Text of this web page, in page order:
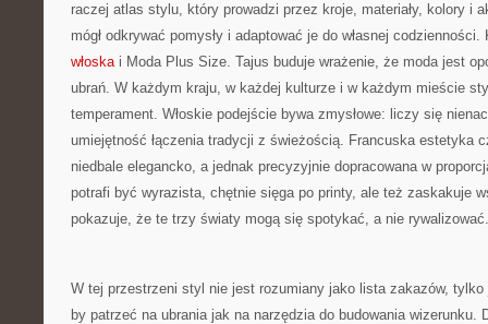
raczej atlas stylu, który prowadzi przez kroje, materiały, kolory i
mógł odkrywać pomysły i adaptować je do własnej
włoskai Moda Plus Size. Tajus buduje wrażenie, że moda jest
ubrań. W każdym kraju, w każdej kulturze i w każdym mieście
temperament. Włoskie podejście bywa zmysłowe: liczy się
umiejętność łączenia tradycji z świeżością. Francuska estetyka
niedbale elegancko, a jednak precyzyjnie dopracowana w
potrafi być wyrazista, chętnie sięga po printy, ale też zaskakuje
pokazuje, że te trzy światy mogą się spotykać, a nie rywalizować.
W tej przestrzeni styl nie jest rozumiany jako lista zakazów,
by patrzeć na ubrania jak na narzędzia do budowania wizerunku.